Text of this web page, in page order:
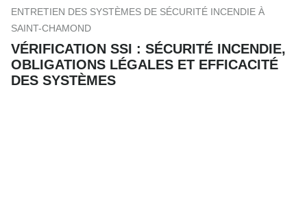
ENTRETIEN DES SYSTÈMES DE SÉCURITÉ INCENDIE À
SAINT-CHAMOND
VÉRIFICATION SSI : SÉCURITÉ INCENDIE,
OBLIGATIONS LÉGALES ET EFFICACITÉ
DES SYSTÈMES